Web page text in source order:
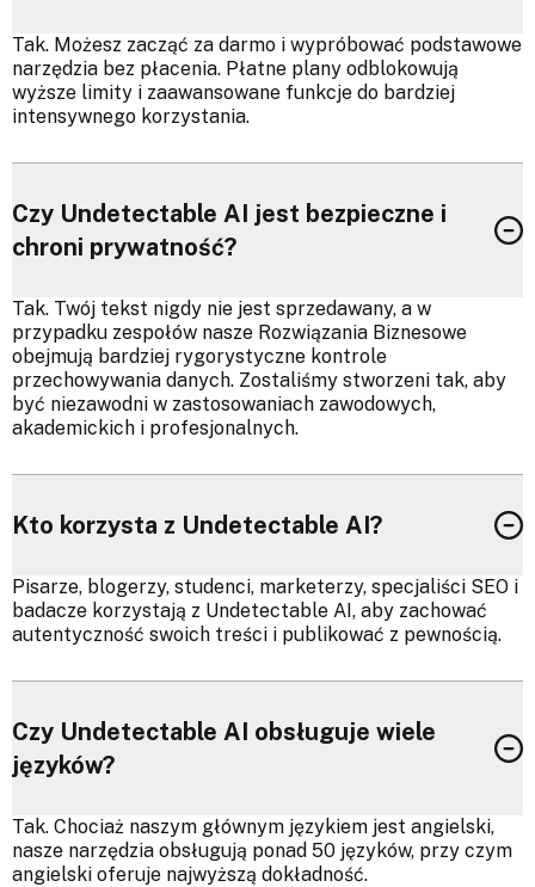
Tak. Możesz zacząć za darmo i wypróbować podstawowe
narzędzia bez płacenia. Płatne plany odblokowują
wyższe limity i zaawansowane funkcje do bardziej
intensywnego korzystania.
Czy Undetectable AI jest bezpieczne i
chroni prywatność?
Tak. Twój tekst nigdy nie jest sprzedawany, a w
przypadku zespołów nasze Rozwiązania Biznesowe
obejmują bardziej rygorystyczne kontrole
przechowywania danych. Zostaliśmy stworzeni tak, aby
być niezawodni w zastosowaniach zawodowych,
akademickich i profesjonalnych.
Kto korzysta z Undetectable AI?
Pisarze, blogerzy, studenci, marketerzy, specjaliści SEO i
badacze korzystają z Undetectable AI, aby zachować
autentyczność swoich treści i publikować z pewnością.
Czy Undetectable AI obsługuje wiele
języków?
Tak. Chociaż naszym głównym językiem jest angielski,
nasze narzędzia obsługują ponad 50 języków, przy czym
angielski oferuje najwyższą dokładność.